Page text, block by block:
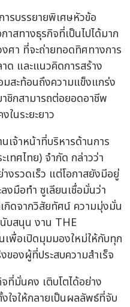
รบรรยายพิเศษหัวข้อ
สทางธุรกิจที่เป็นไปได้มาก
ศา ที่จะถ่ายทอดทิศทางการ
ด และแนวคิดการสร้าง
สะท้อนถึงความแข็งแกร่ง
ชิกสามารถต่อยอดอาชีพ
ในระยะยาว
เจ้าหน้าที่บริหารด้านการ
ทศไทย) จำกัด กล่าวว่า
งรวดเร็ว แต่โอกาสยังมีอยู่
งมือทำ ซูเลียนเชื่อมั่นว่า
เกิดจากวิสัยทัศน์ ความมุ่งมั่น
บสนุน งาน THE
เพื่อเปิดมุมมองใหม่ให้กับทุก
ของผู้ที่ประสบความสำเร็จ
ที่มั่นคง เติบโตได้อย่าง
ใจให้กลายเป็นผลลัพธ์ที่จับ